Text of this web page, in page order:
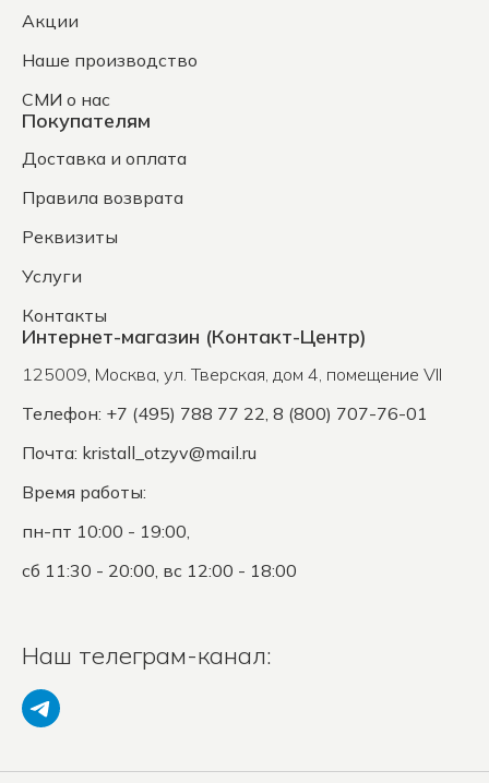
Акции
Наше производство
СМИ о нас
Покупателям
Доставка и оплата
Правила возврата
Реквизиты
Услуги
Контакты
Интернет-магазин (Контакт-Центр)
125009, Москва, ул. Тверская, дом 4, помещение VII
Телефон: +7 (495) 788 77 22, 8 (800) 707-76-01
Почта: kristall_otzyv@mail.ru
Время работы:
пн-пт 10:00 - 19:00,
сб 11:30 - 20:00, вс 12:00 - 18:00
Наш телеграм-канал: